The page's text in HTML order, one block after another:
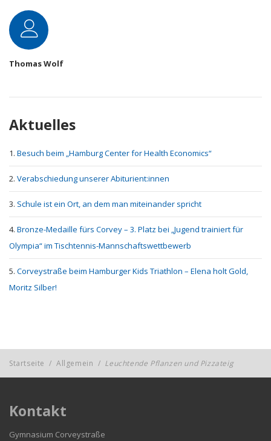
Autor
Thomas Wolf
Aktuelles
Besuch beim „Hamburg Center for Health Economics“
Verabschiedung unserer Abiturient:innen
Schule ist ein Ort, an dem man miteinander spricht
Bronze-Medaille fürs Corvey – 3. Platz bei „Jugend trainiert für
Olympia“ im Tischtennis-Mannschaftswettbewerb
Corveystraße beim Hamburger Kids Triathlon – Elena holt Gold,
Moritz Silber!
Startseite / Allgemein / Leuchtende Pflanzen und Pizzateig
Kontakt
Gymnasium Corveystraße